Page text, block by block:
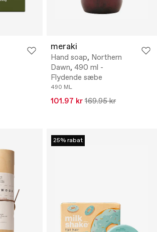
meraki
Hand soap, Northern
Dawn, 490 ml -
Flydende sæbe
490 ML
101.97 kr 169.95 kr
25% rabat